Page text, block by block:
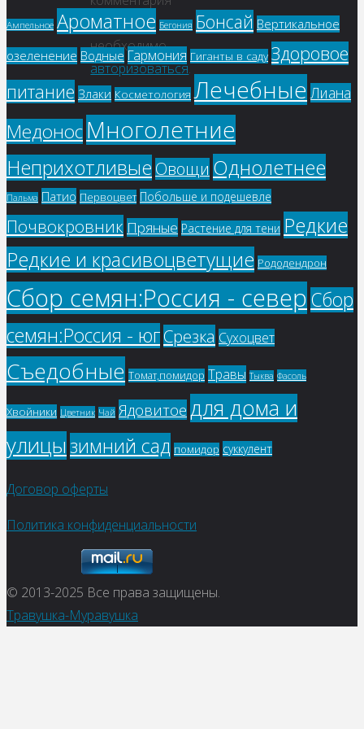
вам
необходимо
авторизоваться.
Ампельное Ароматное Бегония Бонсай Вертикальное
озеленение Водные Гармония Гиганты в саду Здоровое
питание Злаки Косметология Лечебные Лиана
МедоносМноголетние
Неприхотливые Овощи Однолетнее
Пальма Патио Первоцвет Побольше и подешевле
Почвокровник Пряные Растение для тени Редкие
Редкие и красивоцветущие Рододендрон
Сбор семян:Россия - северСбор
семян:Россия - югСрезка Сухоцвет
Съедобные Томат,помидор Травы Тыква Фасоль
Хвойники Цветник Чай Ядовитое для дома и
улицызимний сад помидор суккулент
Договор оферты
Политика конфиденциальности
© 2013-2025 Все права защищены.
Травушка-Муравушка